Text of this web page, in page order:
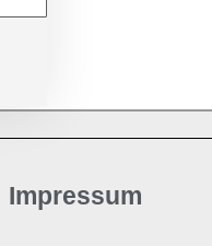
Impressum